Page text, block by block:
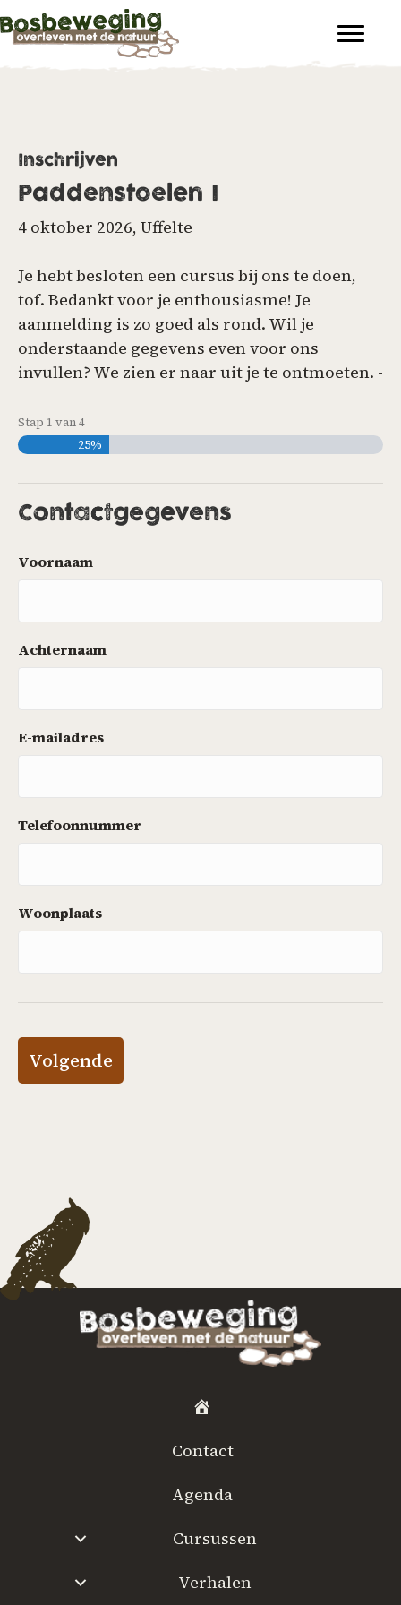
Inschrijven
Paddenstoelen I
4 oktober 2026, Uffelte
Je hebt besloten een cursus bij ons te doen,
tof. Bedankt voor je enthousiasme! Je
aanmelding is zo goed als rond. Wil je
onderstaande gegevens even voor ons
invullen? We zien er naar uit je te ontmoeten. -
Stap 1 van4
25%
Contactgegevens
Voornaam
Achternaam
E-mailadres
Telefoonnummer
Woonplaats
m
Contact
Agenda
Cursussen
Verhalen